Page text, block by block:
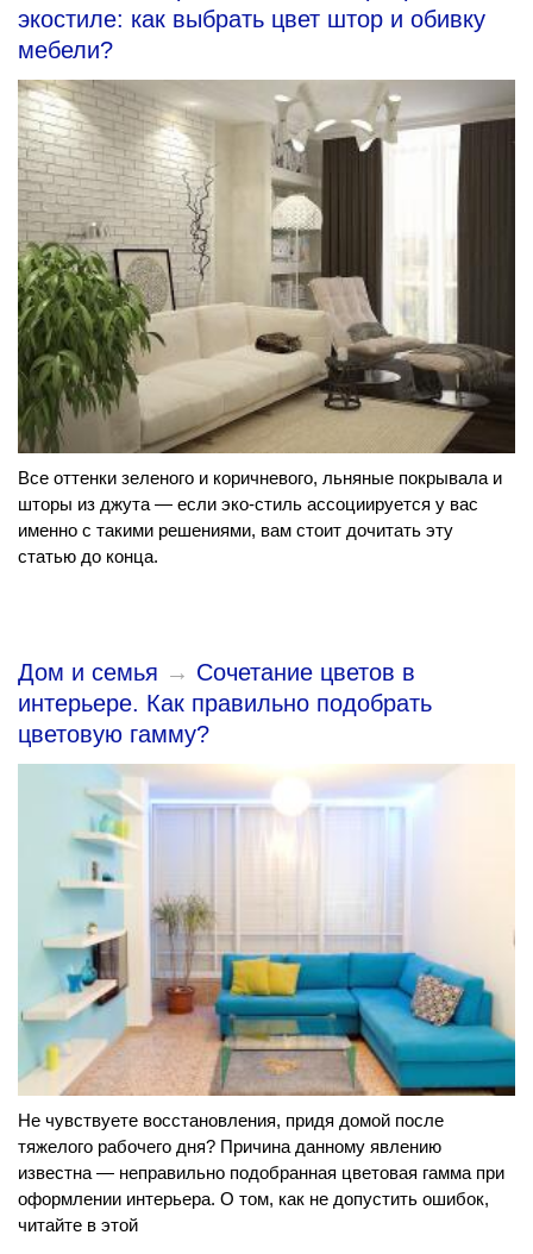
экостиле: как выбрать цвет штор и обивку
мебели?
Все оттенки зеленого и коричневого, льняные покрывала и
шторы из джута — если эко-стиль ассоциируется у вас
именно с такими решениями, вам стоит дочитать эту
статью до конца.
Дом и семья → Сочетание цветов в
интерьере. Как правильно подобрать
цветовую гамму?
Не чувствуете восстановления, придя домой после
тяжелого рабочего дня? Причина данному явлению
известна — неправильно подобранная цветовая гамма при
оформлении интерьера. О том, как не допустить ошибок,
читайте в этой